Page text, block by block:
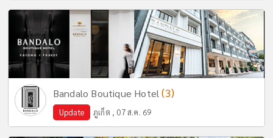
Bandalo Boutique Hotel(3)
Update ภูเก็ต , 07 ส.ค. 69